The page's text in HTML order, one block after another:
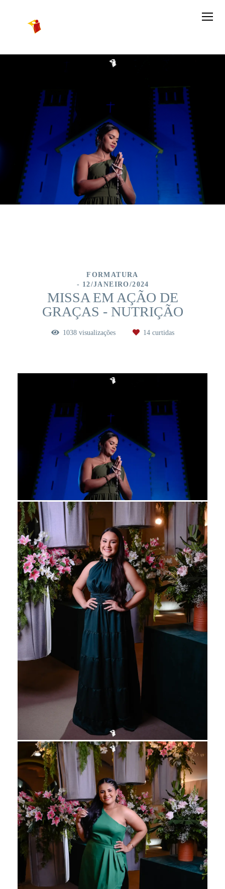
FORMATURA
12/JANEIRO/2024
MISSA EM AÇÃO DE
GRAÇAS - NUTRIÇÃO
1038visualizações 14curtidas